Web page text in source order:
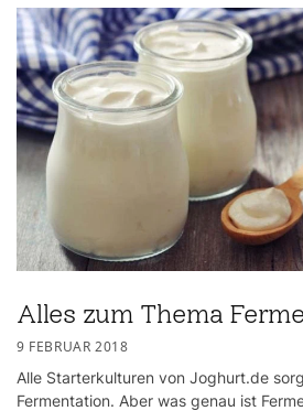
Alles zum Thema
9 FEBRUAR 2018
Alle Starterkulturen von Joghurt.de
Fermentation. Aber was genau ist